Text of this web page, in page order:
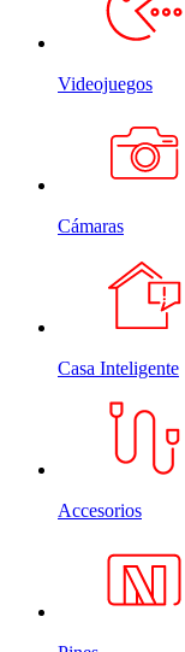
Videojuegos
Cámaras
Casa Inteligente
Accesorios